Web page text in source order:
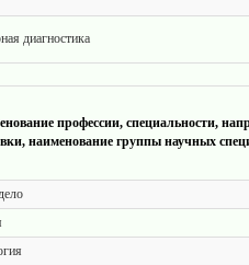
диагностика
профессии, специальности,
наименование группы научных